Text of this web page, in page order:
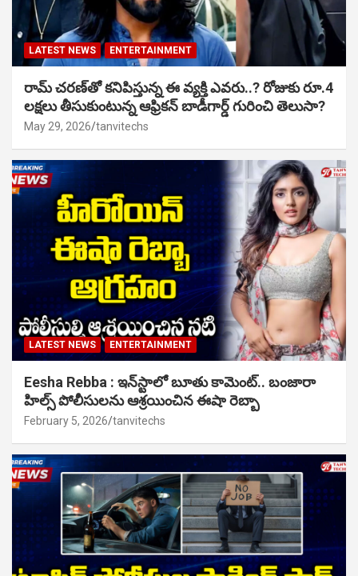
LATEST NEWS ENTERTAINMENT
రామ్ చరణ్‌తో కనిపిస్తున్న ఈ వ్యక్తి ఎవరు..? రోజుకు రూ.4
లక్షలు తీసుకుంటున్న ఆఫ్రికన్ బాడీగార్డ్ గురించి తెలుసా?
May 29, 2026 tanvitechs
LATEST NEWS ENTERTAINMENT
Eesha Rebba : ఇన్‌స్టాలో బూతు కామెంట్.. బంజారా
హిల్స్ పోలీసులను ఆశ్రయించిన ఈషా రెబ్బా
February 5, 2026 tanvitechs